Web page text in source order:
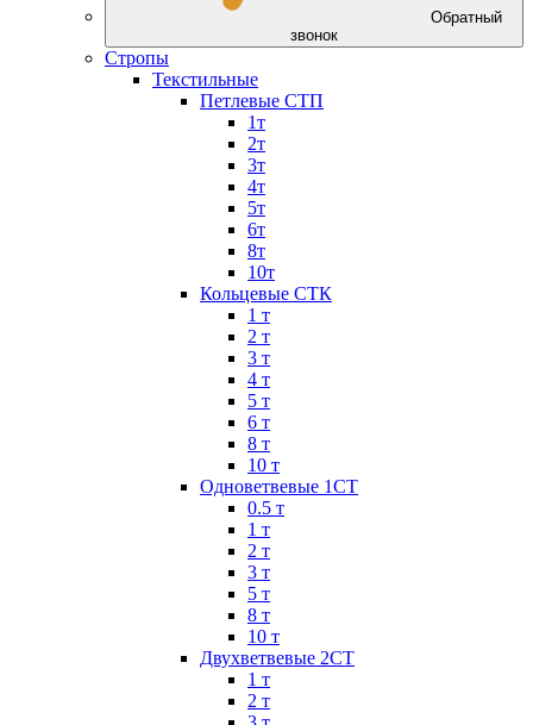
Обратный
звонок
Стропы
Текстильные
Петлевые СТП
1т
2т
3т
4т
5т
6т
8т
10т
Кольцевые СТК
1 т
2 т
3 т
4 т
5 т
6 т
8 т
10 т
Одноветвевые 1СТ
0.5 т
1 т
2 т
3 т
5 т
8 т
10 т
Двухветвевые 2СТ
1 т
2 т